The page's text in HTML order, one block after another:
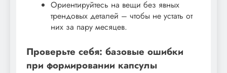
Ориентируйтесь на вещи без явных
трендовых деталей – чтобы не устать от
них за пару месяцев.
Проверьте себя: базовые ошибки
при формировании капсулы